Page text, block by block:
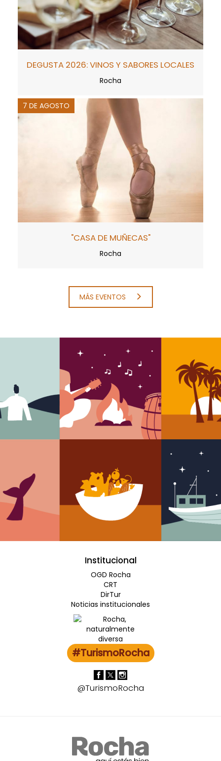
DEGUSTA 2026: VINOS Y SABORES LOCALES
Rocha
7 DE AGOSTO
"CASA DE MUÑECAS"
Rocha
MÁS EVENTOS
Institucional
OGD Rocha
CRT
DirTur
Noticias institucionales
#TurismoRocha
@TurismoRocha